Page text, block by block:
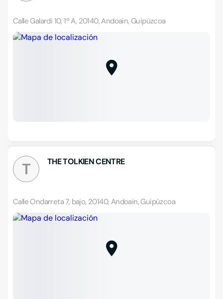
Calle Galardi 10, 1º A, 20140, Andoain, Guipúzcoa
T THE TOLKIEN CENTRE
Calle Ondarreta 7, bajo, 20140, Andoain, Guipúzcoa